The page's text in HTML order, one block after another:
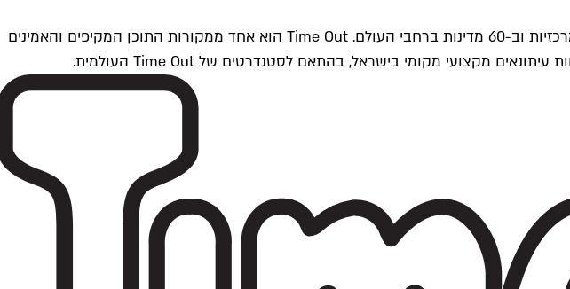
Time Outתל אביב הוא חלק מרשת Time Out Global — רשת מדיה בינלאומית הפועלת ב-360 ערים מרכזיות וב-60 מדינות ברחבי העולם. Time Out הוא אחד ממקורות התוכן המקיפים והאמינים